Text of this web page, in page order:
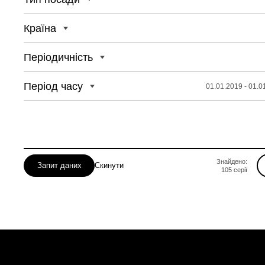
Одеська
Країна
Періодичність
Період часу 01.01.2019 -
Запит даних Скинути
Знайдено:
105 серії